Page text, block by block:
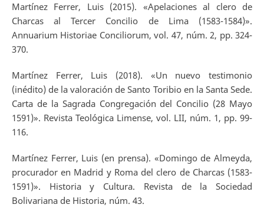
Martínez Ferrer, Luis (2015). «Apelaciones al clero de
Charcas al Tercer Concilio de Lima (1583-1584)».
Annuarium Historiae Conciliorum, vol. 47, núm. 2, pp. 324-
370.
Martínez Ferrer, Luis (2018). «Un nuevo testimonio
(inédito) de la valoración de Santo Toribio en la Santa Sede.
Carta de la Sagrada Congregación del Concilio (28 Mayo
1591)». Revista Teológica Limense, vol. LII, núm. 1, pp. 99-
116.
Martínez Ferrer, Luis (en prensa). «Domingo de Almeyda,
procurador en Madrid y Roma del clero de Charcas (1583-
1591)». Historia y Cultura. Revista de la Sociedad
Bolivariana de Historia, núm. 43.